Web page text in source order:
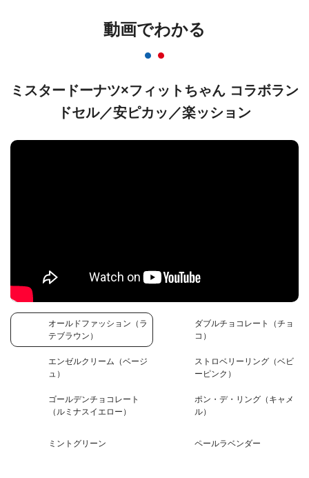
動画でわかる
ミスタードーナツ×フィットちゃん コラボラン
ドセル／安ピカッ／楽ッション
オールドファッション（ラ
テブラウン）
ダブルチョコレート（チョ
コ）
エンゼルクリーム（ベージ
ュ）
ストロベリーリング（ベビ
ーピンク）
ゴールデンチョコレート
（ルミナスイエロー）
ポン・デ・リング（キャメ
ル）
ミントグリーン ペールラベンダー